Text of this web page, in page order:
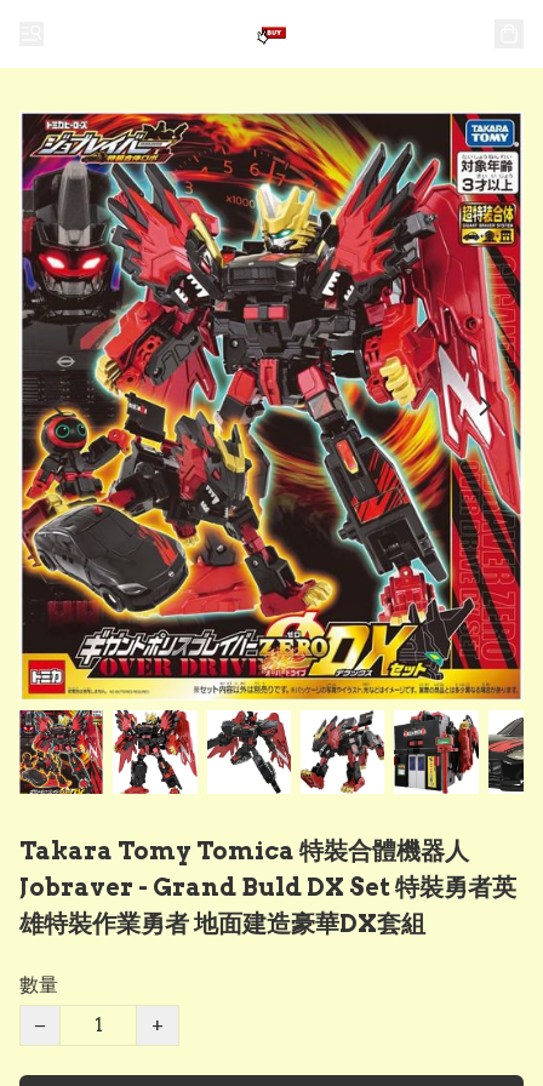
Takara Tomy Tomica 特裝合體機器人
Jobraver - Grand Buld DX Set 特裝勇者英
雄特裝作業勇者 地面建造豪華DX套組
數量
−
+